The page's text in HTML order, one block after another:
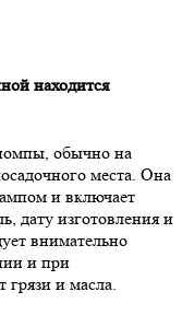
находится
обычно на
места. Она
и включает
дату изготовления и
внимательно
и при
грязи и масла.